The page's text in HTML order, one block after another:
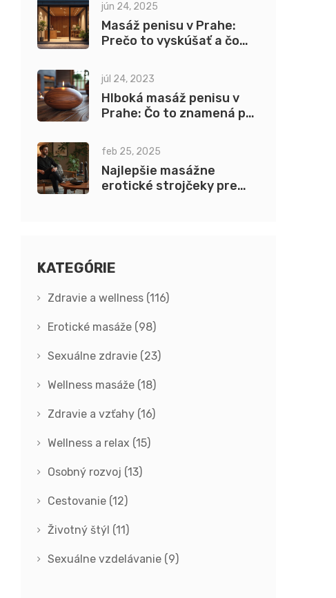
jún 24, 2025
Masáž penisu v Prahe:
Prečo to vyskúšať a čo
júl 24, 2023
Hlboká masáž penisu v
Prahe: Čo to znamená pre
feb 25, 2025
Najlepšie masážne
erotické strojčeky pre
KATEGÓRIE
Zdravie a wellness (116)
Erotické masáže (98)
Sexuálne zdravie (23)
Wellness masáže (18)
Zdravie a vzťahy (16)
Wellness a relax (15)
Osobný rozvoj (13)
Cestovanie (12)
Životný štýl (11)
Sexuálne vzdelávanie (9)